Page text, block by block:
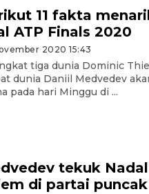
11 fakta
ATP Finals 2020
2020 15:43
tiga dunia Dominic
dunia Daniil Medvedev
pada hari Minggu di ...
tekuk
di partai puncak